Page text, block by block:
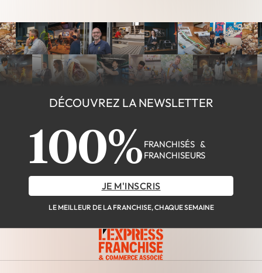
DÉCOUVREZ LA NEWSLETTER
100% FRANCHISÉS &
FRANCHISEURS
JE M'INSCRIS
LE MEILLEUR DE LA FRANCHISE, CHAQUE SEMAINE